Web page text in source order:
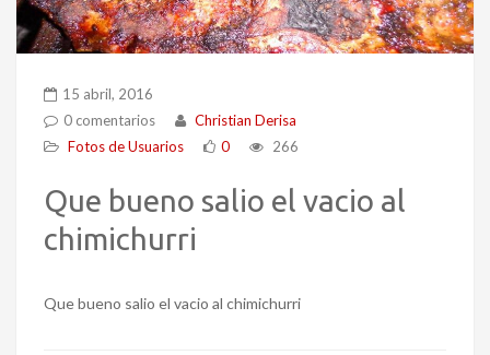
15 abril, 2016
0 comentarios
Christian Derisa
Fotos de Usuarios
0 266
Que bueno salio el vacio al
chimichurri
Que bueno salio el vacio al chimichurri